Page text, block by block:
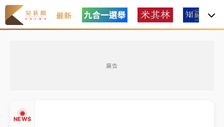
最新
廣告
NEWS
中信慈善基金會想增加董事人數！辜仲諒向法院聲請遭
駁 理由曝光